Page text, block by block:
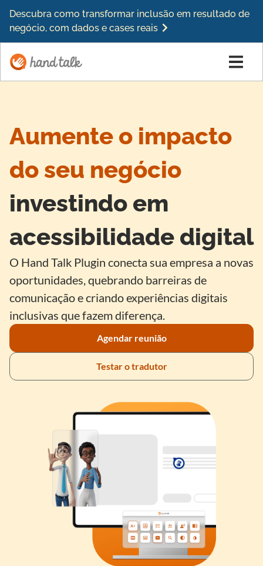
Descubra como transformar inclusão em resultado de
negócio, com dados e cases reais
Aumente o impacto
do seu negócio
investindo em
acessibilidade digital
O Hand Talk Plugin conecta sua empresa a novas
oportunidades, quebrando barreiras de
comunicação e criando experiências digitais
inclusivas que fazem diferença.
Agendar reunião
Testar o tradutor